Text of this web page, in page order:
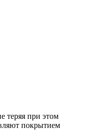
теряя при этом
покрытием